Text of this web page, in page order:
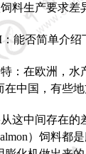
料生产要求差
：能否简单介绍
：在欧洲，水
在中国，有些
这中间存在的
）饲料都